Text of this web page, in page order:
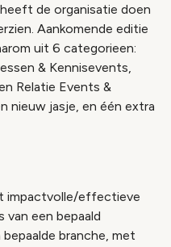
de organisatie doen
Aankomende editie
uit 6 categorieen:
& Kennisevents,
Relatie Events &
nieuw jasje, en één extra
impactvolle/effectieve
van een bepaald
branche, met